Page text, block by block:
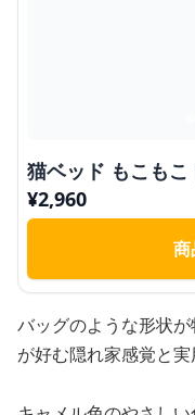
猫ベッド もこも
¥2,960
商
バッグのような形状
が好む隠れ家感覚と実